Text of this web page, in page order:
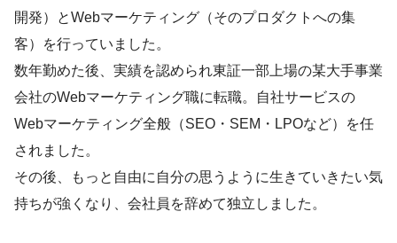
開発）とWebマーケティング（そのプロダクトへの集
客）を行っていました。
数年勤めた後、実績を認められ東証一部上場の某大手事業
会社のWebマーケティング職に転職。自社サービスの
Webマーケティング全般（SEO・SEM・LPOなど）を任
されました。
その後、もっと自由に自分の思うように生きていきたい気
持ちが強くなり、会社員を辞めて独立しました。